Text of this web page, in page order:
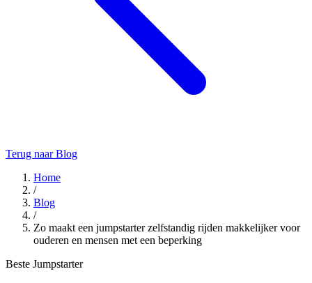
Terug naar Blog
Home
/
Blog
/
Zo maakt een jumpstarter zelfstandig rijden makkelijker voor
ouderen en mensen met een beperking
Beste Jumpstarter